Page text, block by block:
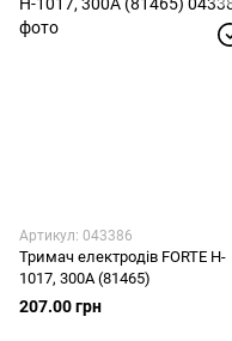
Артикул: 043386
Тримач електродів FORTE H-
1017, 300А (81465)
207.00 грн